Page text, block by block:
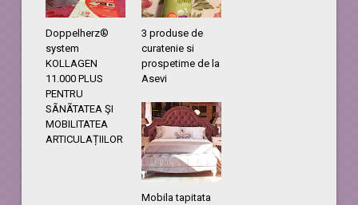
Doppelherz®
system
KOLLAGEN
11.000 PLUS
PENTRU
SÃNÃTATEA ŞI
MOBILITATEA
ARTICULAȚIILOR
3 produse de
curatenie si
prospetime de la
Asevi
Mobila tapitata